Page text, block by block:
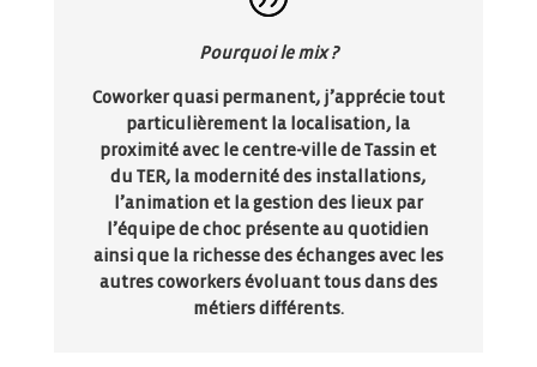
Pourquoi le mix ?
Coworker quasi permanent, j’apprécie tout
particulièrement la localisation, la
proximité avec le centre-ville de Tassin et
du TER, la modernité des installations,
l’animation et la gestion des lieux par
l’équipe de choc présente au quotidien
ainsi que la richesse des échanges avec les
autres coworkers évoluant tous dans des
métiers différents.